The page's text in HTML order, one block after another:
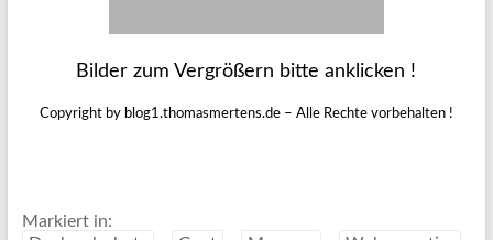
Bilder zum Vergrößern bitte anklicken !
Copyright by blog1.thomasmertens.de – Alle Rechte vorbehalten !
Markiert in: